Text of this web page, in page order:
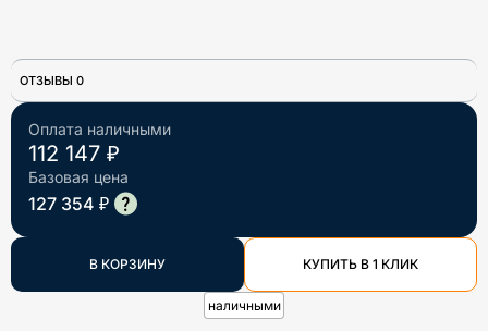
Оплата наличными
112 147 ₽
Базовая цена
127 354 ₽
В КОРЗИНУ КУПИТЬ В 1 КЛИК
наличными
ОТЗЫВЫ 0